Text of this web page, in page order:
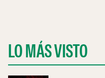
LO MÁS VISTO